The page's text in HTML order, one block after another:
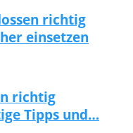
richtig
einsetzen
richtig
Tipps und…